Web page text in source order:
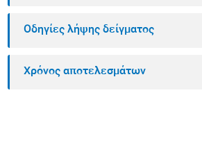
Οδηγίες λήψης δείγματος
Χρόνος αποτελεσμάτων